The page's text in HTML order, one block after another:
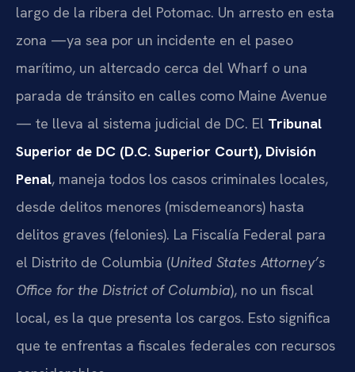
largo de la ribera del Potomac. Un arresto en esta
zona —ya sea por un incidente en el paseo
marítimo, un altercado cerca del Wharf o una
parada de tránsito en calles como Maine Avenue
— te lleva al sistema judicial de DC. El Tribunal
Superior de DC (D.C. Superior Court), División
Penal, maneja todos los casos criminales locales,
desde delitos menores (misdemeanors) hasta
delitos graves (felonies). La Fiscalía Federal para
el Distrito de Columbia (United States Attorney’s
Office for the District of Columbia), no un fiscal
local, es la que presenta los cargos. Esto significa
que te enfrentas a fiscales federales con recursos